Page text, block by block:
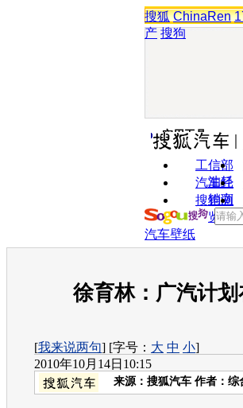
搜狐 ChinaRen
产 搜狗
实用工具
工信部
油耗
汽车经
销商
搜狗浏
览器
汽车壁纸
徐育林：广汽计
[我来说两句] [字号： 大 中 小]
2010年10月14日10:15
来源： 搜狐汽车 作者：综